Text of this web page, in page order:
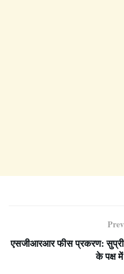
एसजीआरआर फीस प्रकरण:
के पक्ष में